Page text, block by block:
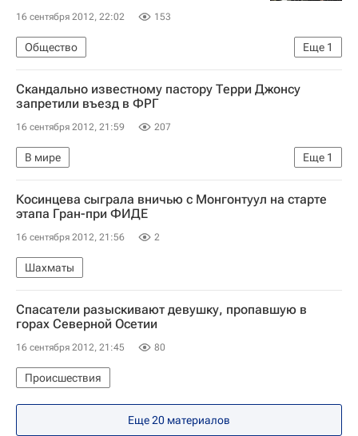
16 сентября 2012, 22:02 153
Еще 1
Общество
ДТП с российскими туристами в Греции
Скандально известному пастору Терри Джонсу
запретили въезд в ФРГ
16 сентября 2012, 21:59 207
Еще 1
В мире
Реакция в исламском мире на фильм "Невиновность мусульман"
Косинцева сыграла вничью с Монгонтуул на старте
этапа Гран-при ФИДЕ
16 сентября 2012, 21:56 2
Шахматы
Спасатели разыскивают девушку, пропавшую в
горах Северной Осетии
16 сентября 2012, 21:45 80
Происшествия
Еще 20 материалов